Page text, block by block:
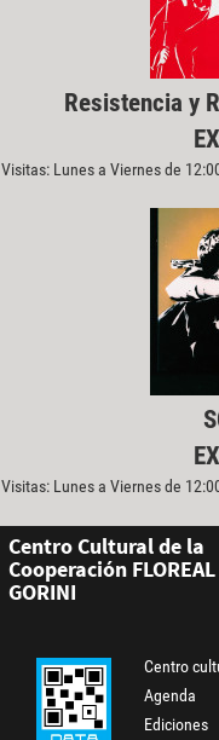
Resistencia y
Visitas: Lunes a Viernes de
Visitas: Lunes a Viernes de
Centro Cultural de la
Cooperación FLOREAL
GORINI
Centro
Agenda
Ediciones